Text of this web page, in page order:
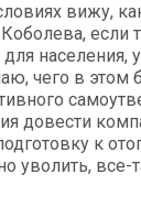
вижу,
если
для населения,
чего в этом
довести
к
уволить, все-